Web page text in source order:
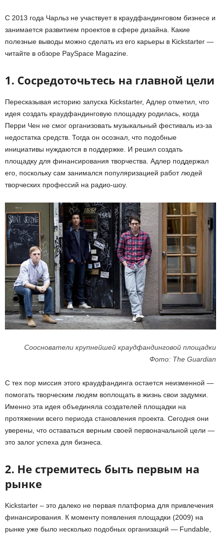
С 2013 года Чарльз не участвует в краудфандинговом бизнесе и
занимается развитием проектов в сфере дизайна. Какие
полезные выводы можно сделать из его карьеры в Kickstarter —
читайте в обзоре PaySpace Magazine.
1. Сосредоточьтесь на главной цели
Пересказывая историю запуска Kickstarter, Адлер отметил, что
идея создать краудфандинговую площадку родилась, когда
Перри Чен не смог организовать музыкальный фестиваль из-за
недостатка средств. Тогда он осознал, что подобные
инициативы нуждаются в поддержке. И решил создать
площадку для финансирования творчества. Адлер поддержал
его, поскольку сам занимался популяризацией работ людей
творческих профессий на радио-шоу.
Сооснователи крупнейшей краудфандинговой площадки
Фото: The Guardian
С тех пор миссия этого краудфандинга остается неизменной —
помогать творческим людям воплощать в жизнь свои задумки.
Именно эта идея объединяла создателей площадки на
протяжении всего периода становления проекта. Сегодня они
уверены, что оставаться верным своей первоначальной цели —
это залог успеха для бизнеса.
2. Не стремитесь быть первым на
рынке
Kickstarter – это далеко не первая платформа для привлечения
финансирования. К моменту появления площадки (2009) на
рынке уже было несколько подобных организаций — Fundable,